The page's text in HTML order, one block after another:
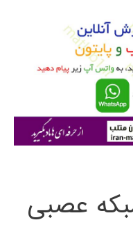
عصبی